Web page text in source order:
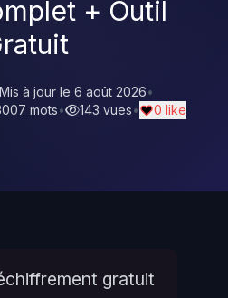
+ Outil
Mis à jour le 6 août 2026•
mots• 143 vues• 0 like
gratuit